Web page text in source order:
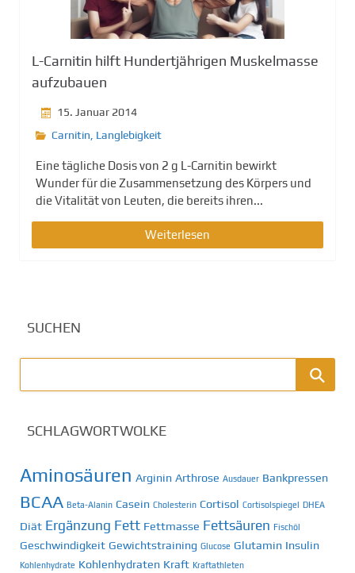
L-Carnitin hilft Hundertjährigen Muskelmasse
aufzubauen
15. Januar 2014
Carnitin, Langlebigkeit
Eine tägliche Dosis von 2 g L-Carnitin bewirkt
Wunder für die Zusammensetzung des Körpers und
die Vitalität von Leuten, die bereits ihren...
Weiterlesen
SUCHEN
SCHLAGWORTWOLKE
Aminosäuren Arginin Arthrose Ausdauer Bankpressen
BCAA Beta-Alanin Casein Cholesterin Cortisol Cortisolspiegel DHEA
Diät Ergänzung Fett Fettmasse Fettsäuren Fischöl
Geschwindigkeit Gewichtstraining Glucose Glutamin Insulin
Kohlenhydrate Kohlenhydraten Kraft Kraftathleten